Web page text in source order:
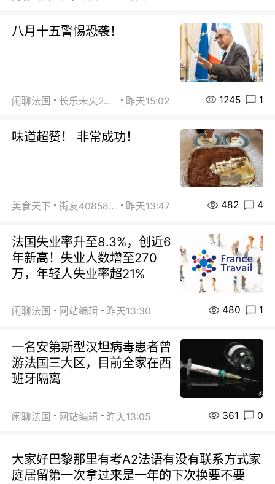
八月十五警惕恐袭！
闲聊法国 长乐未央2015 昨天15:02 1245 1
味道超赞！ 非常成功！
美食天下 街友40858442 昨天13:47 482 4
法国失业率升至8.3%，创近6
年新高！失业人数增至270
万，年轻人失业率超21%
闲聊法国 网站编辑 昨天13:30 480 1
一名安第斯型汉坦病毒患者曾
游法国三大区，目前全家在西
班牙隔离
闲聊法国 网站编辑 昨天13:05 361 0
大家好巴黎那里有考A2法语有没有联系方式家
庭居留第一次拿过来是一年的下次换要不要